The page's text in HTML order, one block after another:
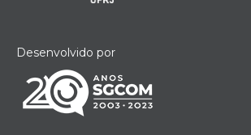
Desenvolvido por